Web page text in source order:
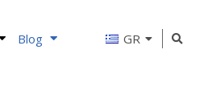
Blog GR